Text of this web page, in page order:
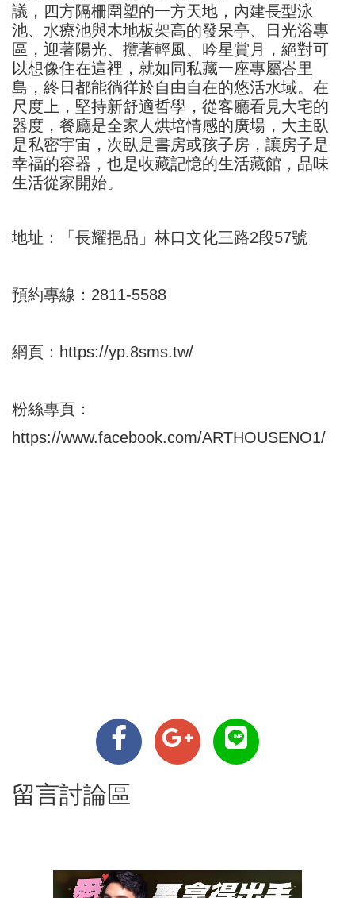
議，四方隔柵圍塑的一方天地，內建長型泳
池、水療池與木地板架高的發呆亭、日光浴專
區，迎著陽光、攬著輕風、吟星賞月，絕對可
以想像住在這裡，就如同私藏一座專屬峇里
島，終日都能徜徉於自由自在的悠活水域。在
尺度上，堅持新舒適哲學，從客廳看見大宅的
器度，餐廳是全家人烘培情感的廣場，大主臥
是私密宇宙，次臥是書房或孩子房，讓房子是
幸福的容器，也是收藏記憶的生活藏館，品味
生活從家開始。
地址：「長耀挹品」林口文化三路2段57號
預約專線：2811-5588
網頁： https://yp.8sms.tw/
粉絲專頁：
https://www.facebook.com/ARTHOUSENO1/
留言討論區